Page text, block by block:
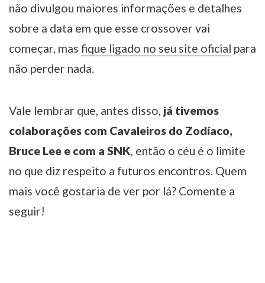
não divulgou maiores informações e detalhes
sobre a data em que esse crossover vai
começar, mas fique ligado no seu site oficial para
não perder nada.
Vale lembrar que, antes disso, já tivemos
colaborações com Cavaleiros do Zodíaco,
Bruce Lee e com a SNK, então o céu é o limite
no que diz respeito a futuros encontros. Quem
mais você gostaria de ver por lá? Comente a
seguir!